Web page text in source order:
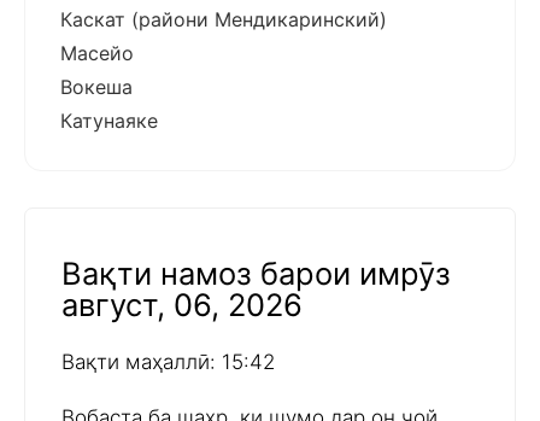
Каскат (райони Мендикаринский)
Масейо
Вокеша
Катунаяке
Вақти намоз барои имрӯз
август, 06, 2026
Вақти маҳаллӣ: 15:42